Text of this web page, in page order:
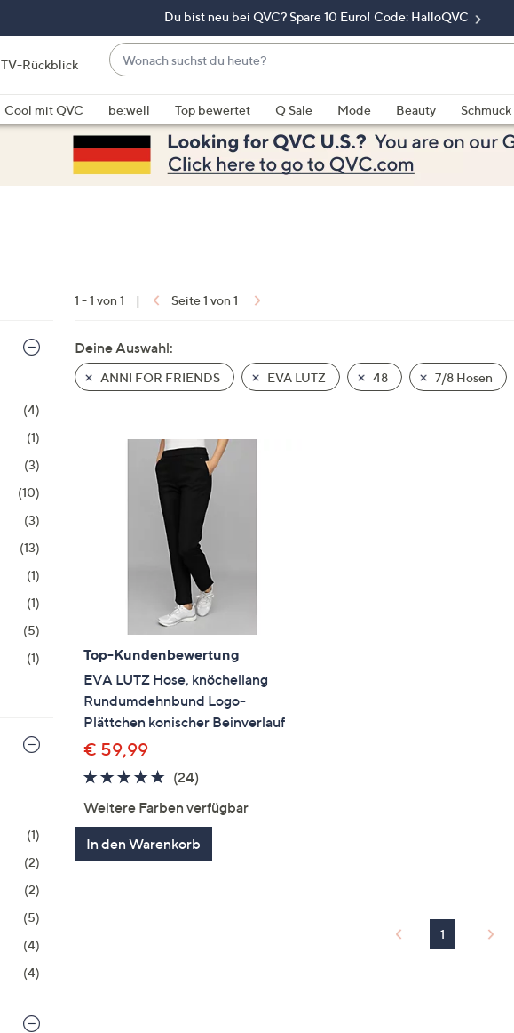
Du bist neu bei QVC? Spare 10 Euro! Code: HalloQVC
TV-Rückblick
Wonach
suchst
du
heute?
Vorschläge
verfügbar
sind,
verwenden
und
unten
oder
wischen
Geräten
anzuzeigen.
Cool mit QVC be:well Top bewertet Q Sale Mode Beauty Schmuck
(4)
(1)
(3)
(10)
(3)
(13)
(1)
(1)
(5)
(1)
(1)
(2)
(2)
(5)
(4)
(4)
1 - 1 von 1 | Seite 1 von 1
Deine Auswahl:
ANNI FOR FRIENDS EVA LUTZ 48 7/8 Hosen
Top-Kundenbewertung
EVA LUTZ Hose, knöchellang
Rundumdehnbund Logo-
Plättchen konischer Beinverlauf
€ 59,99
4.7
5
(24)24
Weitere Farben verfügbar
In den Warenkorb
1